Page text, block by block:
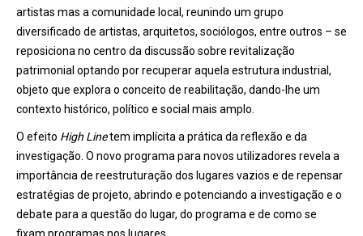
artistas mas a comunidade local, reunindo um grupo
diversificado de artistas, arquitetos, sociólogos, entre outros – se
reposiciona no centro da discussão sobre revitalização
patrimonial optando por recuperar aquela estrutura industrial,
objeto que explora o conceito de reabilitação, dando-lhe um
contexto histórico, político e social mais amplo.
O efeito High Linetem implícita a prática da reflexão e da
investigação. O novo programa para novos utilizadores revela a
importância de reestruturação dos lugares vazios e de repensar
estratégias de projeto, abrindo e potenciando a investigação e o
debate para a questão do lugar, do programa e de como se
fixam programas nos lugares.